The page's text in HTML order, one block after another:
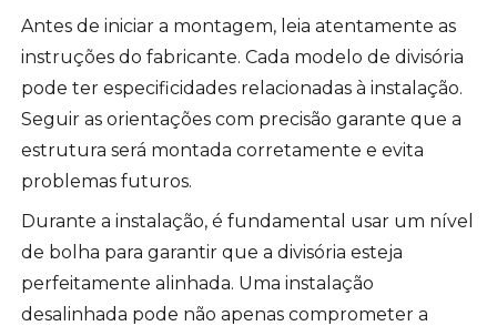
Antes de iniciar a montagem, leia atentamente as
instruções do fabricante. Cada modelo de divisória
pode ter especificidades relacionadas à instalação.
Seguir as orientações com precisão garante que a
estrutura será montada corretamente e evita
problemas futuros.
Durante a instalação, é fundamental usar um nível
de bolha para garantir que a divisória esteja
perfeitamente alinhada. Uma instalação
desalinhada pode não apenas comprometer a